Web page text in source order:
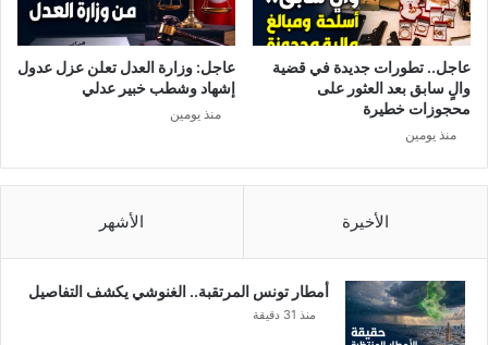
عاجل.. تطورات جديدة في قضية
والٍ سابق بعد العثور على
محجوزات خطيرة
منذ يومين
عاجل: وزارة العدل تعلن عزل عدول
إشهاد وشطب خبير عدلي
منذ يومين
الأخيرة الأشهر
أمطار تونس المرتقبة.. الغنوشي يكشف التفاصيل
منذ 31 دقيقة